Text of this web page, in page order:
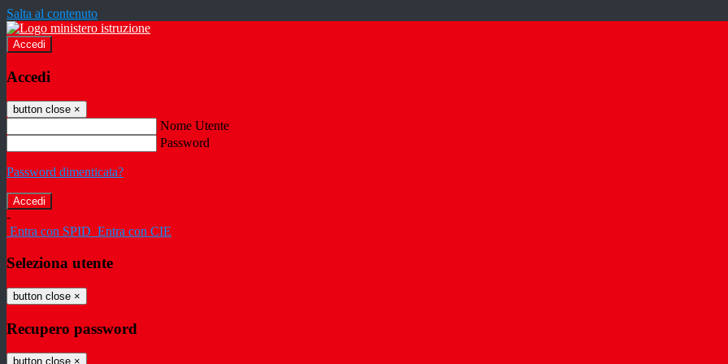
Salta al contenuto
Accedi
Accedi
button close ×
Nome Utente
Password
Password dimenticata?
-
Entra con SPID Entra con CIE
Seleziona utente
button close ×
Recupero password
button close ×